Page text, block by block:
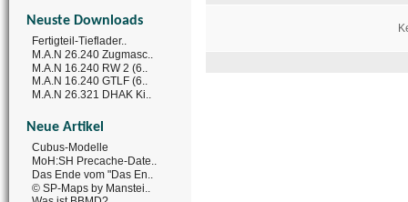
Neuste Downloads
Fertigteil-Tieflader..
M.A.N 26.240 Zugmasc..
M.A.N 16.240 RW 2 (6..
M.A.N 16.240 GTLF (6..
M.A.N 26.321 DHAK Ki..
Neue Artikel
Cubus-Modelle
MoH:SH Precache-Date..
Das Ende vom "Das En..
© SP-Maps by Manstei..